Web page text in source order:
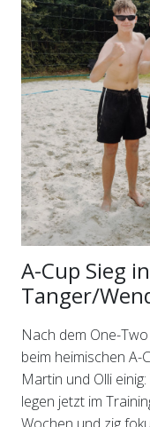
A-Cup Sieg
Tanger/
Nach dem One-
beim heimischen A-
Martin und Olli
legen jetzt im